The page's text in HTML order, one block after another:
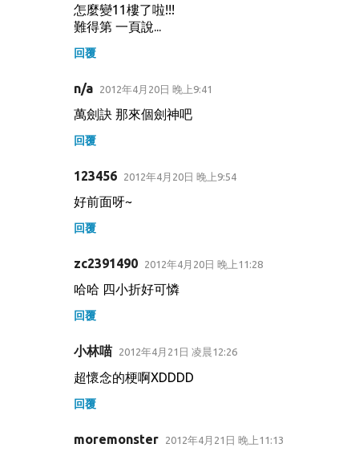
怎麼變11樓了啦!!!
難得第 一頁說...
回覆
n/a 2012年4月20日 晚上9:41
萬劍訣 那來個劍神吧
回覆
123456 2012年4月20日 晚上9:54
好前面呀~
回覆
zc2391490 2012年4月20日 晚上11:28
哈哈 四小折好可憐
回覆
小林喵 2012年4月21日 凌晨12:26
超懷念的梗啊XDDDD
回覆
moremonster 2012年4月21日 晚上11:13